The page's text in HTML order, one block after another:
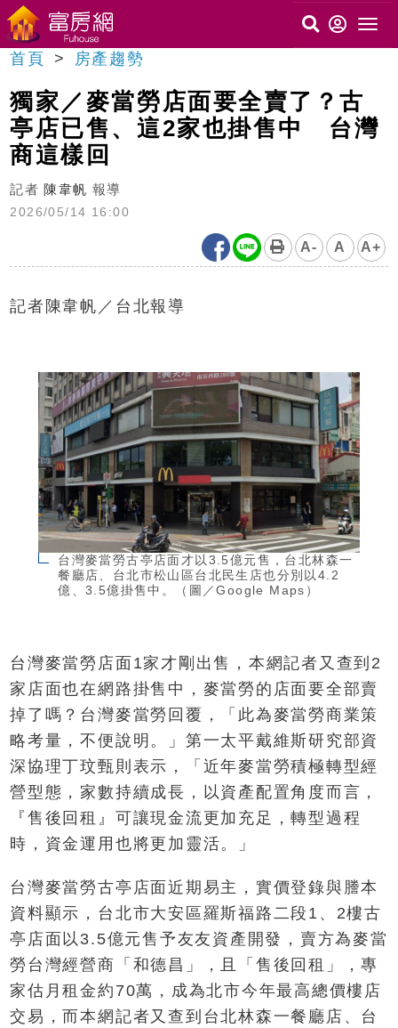
首頁 房產趨勢
獨家／麥當勞店面要全賣了？古
亭店已售、這2家也掛售中 台灣
商這樣回
記者 陳韋帆 報導
2026/05/14 16:00
A- A A+
記者陳韋帆／台北報導
台灣麥當勞古亭店面才以3.5億元售，台北林森一
餐廳店、台北市松山區台北民生店也分別以4.2
億、3.5億掛售中。（圖／Google Maps）
台灣麥當勞店面1家才剛出售，本網記者又查到2
家店面也在網路掛售中，麥當勞的店面要全部賣
掉了嗎？台灣麥當勞回覆，「此為麥當勞商業策
略考量，不便說明。」第一太平戴維斯研究部資
深協理丁玟甄則表示，「近年麥當勞積極轉型經
營型態，家數持續成長，以資產配置角度而言，
『售後回租』可讓現金流更加充足，轉型過程
時，資金運用也將更加靈活。」
台灣麥當勞古亭店面近期易主，實價登錄與謄本
資料顯示，台北市大安區羅斯福路二段1、2樓古
亭店面以3.5億元售予友友資產開發，賣方為麥當
勞台灣經營商「和德昌」，且「售後回租」，專
家估月租金約70萬，成為北市今年最高總價樓店
交易，而本網記者又查到台北林森一餐廳店、台